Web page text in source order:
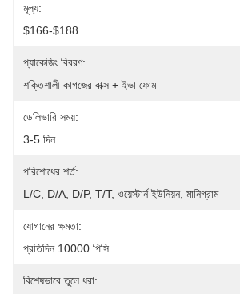
মূল্য:
$166-$188
প্যাকেজিং বিবরণ:
শক্তিশালী কাগজের বাক্স + ইভা ফোম
ডেলিভারি সময়:
3-5 দিন
পরিশোধের শর্ত:
L/C, D/A, D/P, T/T, ওয়েস্টার্ন ইউনিয়ন, মানিগ্রাম
যোগানের ক্ষমতা:
প্রতিদিন 10000 পিসি
বিশেষভাবে তুলে ধরা: